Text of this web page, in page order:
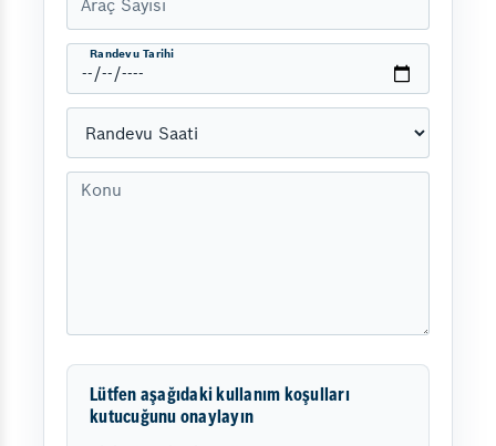
Randevu Tarihi
Lütfen aşağıdaki kullanım koşulları
kutucuğunu onaylayın